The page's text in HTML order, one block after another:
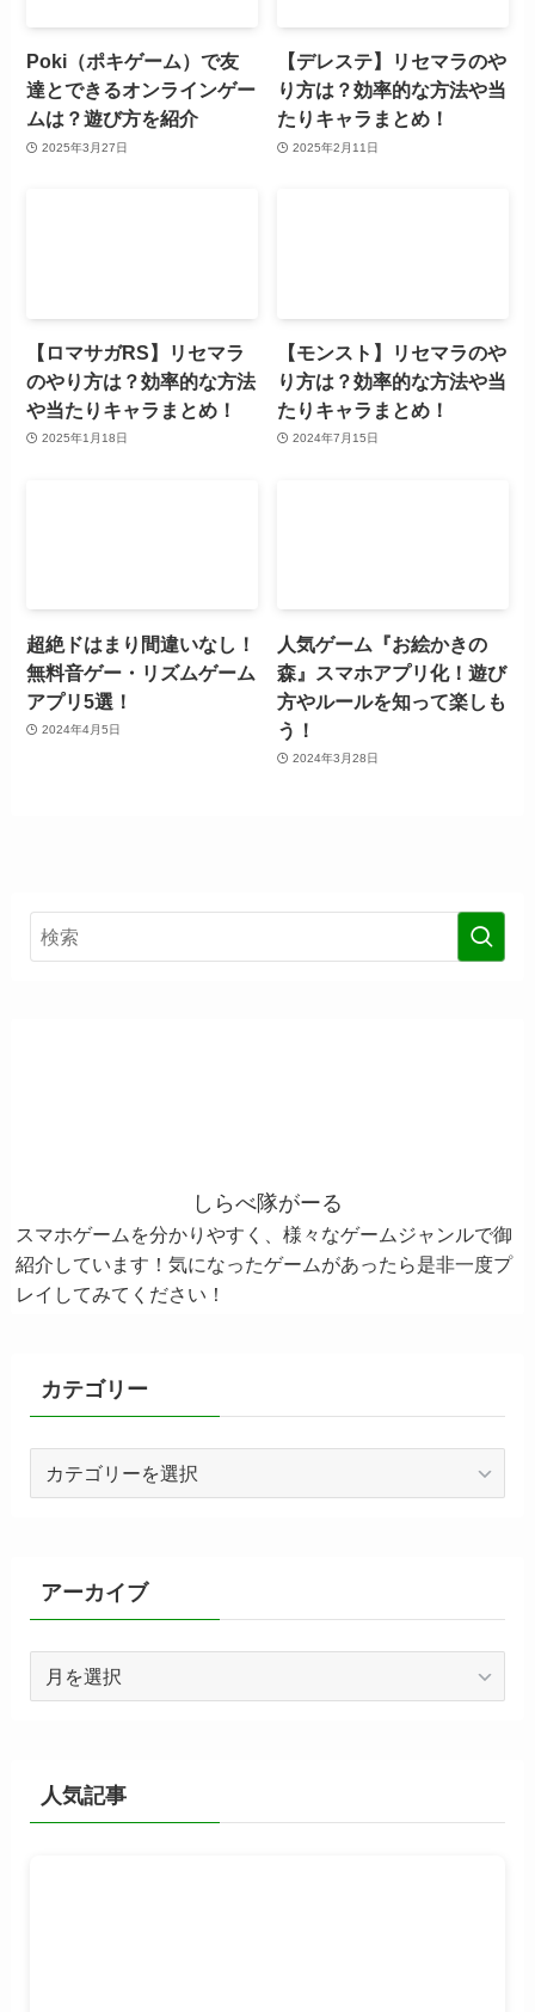
Poki（ポキゲーム）で友
達とできるオンラインゲー
ムは？遊び方を紹介
2025年3月27日
【デレステ】リセマラのや
り方は？効率的な方法や当
たりキャラまとめ！
2025年2月11日
【ロマサガRS】リセマラ
のやり方は？効率的な方法
や当たりキャラまとめ！
2025年1月18日
【モンスト】リセマラのや
り方は？効率的な方法や当
たりキャラまとめ！
2024年7月15日
超絶ドはまり間違いなし！
無料音ゲー・リズムゲーム
アプリ5選！
2024年4月5日
人気ゲーム『お絵かきの
森』スマホアプリ化！遊び
方やルールを知って楽しも
う！
2024年3月28日
しらべ隊がーる
スマホゲームを分かりやすく、様々なゲームジャンルで御
紹介しています！気になったゲームがあったら是非一度プ
レイしてみてください！
カテゴリー
ーアーカイブ
人気記事